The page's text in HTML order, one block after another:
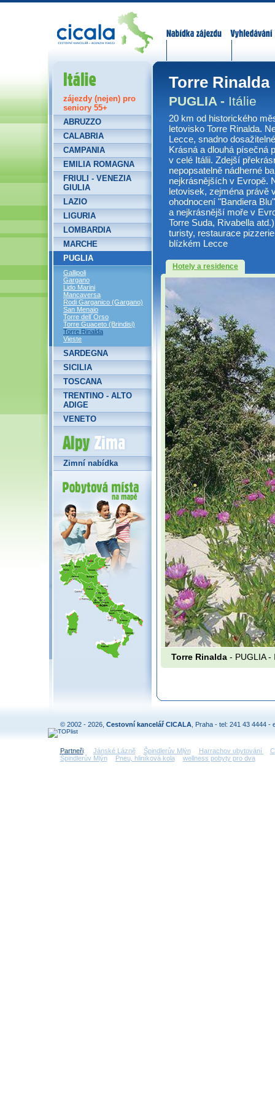
Torre Rinalda
PUGLIA - Itálie
20 km od historického
letovisko Torre Rinalda.
Lecce, snadno
Krásná a dlouhá písečná
v celé Itálii. Zdejší
nepopsatelně nádherné
nejkrásnějších v Evropě.
letovisek, zejména právě
ohodnocení "Bandiera
a nejkrásnější moře v
Torre Suda, Rivabella
turisty, restaurace
blízkém Lecce
Hotely a residence
Torre Rinalda - PUGLIA -
Itálie
zájezdy (nejen) pro
seniory 55+
ABRUZZO
CALABRIA
CAMPANIA
EMILIA ROMAGNA
FRIULI - VENEZIA
GIULIA
LAZIO
LIGURIA
LOMBARDIA
MARCHE
PUGLIA
Gallipoli
Gargano
Lido Marini
Mancaversa
Rodi Garganico (Gargano)
San Menaio
Torre dell´Orso
Torre Guaceto (Brindisi)
Torre Rinalda
Vieste
SARDEGNA
SICILIA
TOSCANA
TRENTINO - ALTO
ADIGE
VENETO
Alpy Zima
Zimní nabídka
© 2002 - 2026, Cestovní kancelář CICALA , Praha - tel: 241 43 4444 -
Partneři: Jánské Lázně Špindlerův Mlýn Harrachov ubytování
Špindlerův Mlýn
Pneu, hliníková kola wellness pobyty pro dva